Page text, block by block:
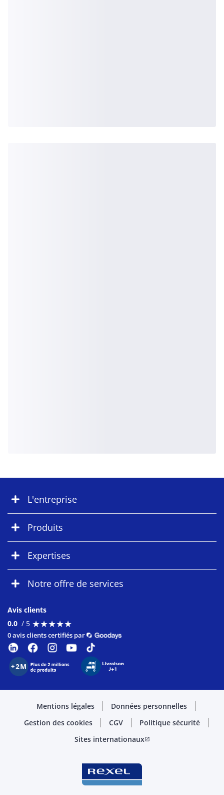
L'entreprise
Produits
Expertises
Notre offre de services
Avis clients
0.0 / 5 ★★★★★
★★★★★
0 avis clients certifiés par
Mentions légales
Données personnelles
Gestion des cookies
CGV
Politique sécurité
Sites internationauxopen_in_new